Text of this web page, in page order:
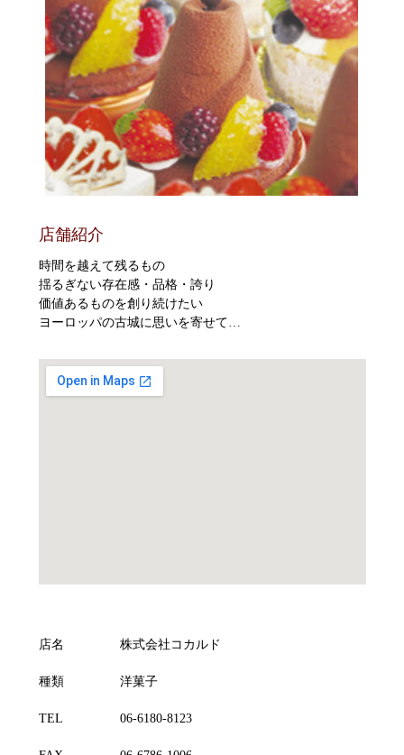
店舗紹介
時間を越えて残るもの
揺るぎない存在感・品格・誇り
価値あるものを創り続けたい
ヨーロッパの古城に思いを寄せて…
店名 株式会社コカルド
種類 洋菓子
TEL 06-6180-8123